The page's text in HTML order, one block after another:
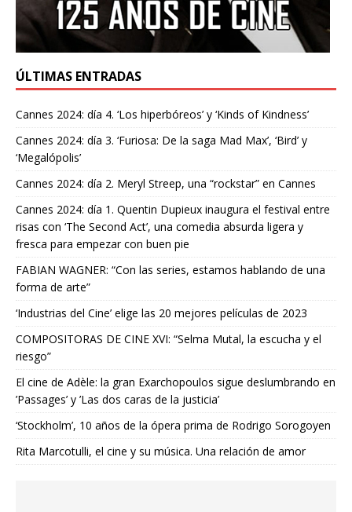
ÚLTIMAS ENTRADAS
Cannes 2024: día 4. ‘Los hiperbóreos’ y ‘Kinds of Kindness’
Cannes 2024: día 3. ‘Furiosa: De la saga Mad Max’, ‘Bird’ y
‘Megalópolis’
Cannes 2024: día 2. Meryl Streep, una “rockstar” en Cannes
Cannes 2024: día 1. Quentin Dupieux inaugura el festival entre
risas con ‘The Second Act’, una comedia absurda ligera y
fresca para empezar con buen pie
FABIAN WAGNER: “Con las series, estamos hablando de una
forma de arte”
‘Industrias del Cine’ elige las 20 mejores películas de 2023
COMPOSITORAS DE CINE XVI: “Selma Mutal, la escucha y el
riesgo”
El cine de Adèle: la gran Exarchopoulos sigue deslumbrando en
’Passages’ y ’Las dos caras de la justicia’
‘Stockholm’, 10 años de la ópera prima de Rodrigo Sorogoyen
Rita Marcotulli, el cine y su música. Una relación de amor